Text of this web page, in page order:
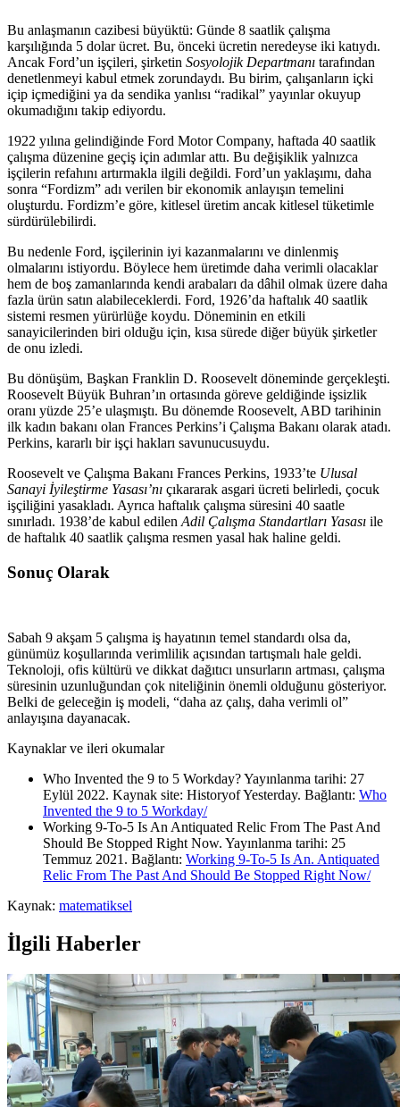
Bu anlaşmanın cazibesi büyüktü: Günde 8 saatlik çalışma
karşılığında 5 dolar ücret. Bu, önceki ücretin neredeyse iki katıydı.
Ancak Ford’un işçileri, şirketin Sosyolojik Departmanı tarafından
denetlenmeyi kabul etmek zorundaydı. Bu birim, çalışanların içki
içip içmediğini ya da sendika yanlısı “radikal” yayınlar okuyup
okumadığını takip ediyordu.
1922 yılına gelindiğinde Ford Motor Company, haftada 40 saatlik
çalışma düzenine geçiş için adımlar attı. Bu değişiklik yalnızca
işçilerin refahını artırmakla ilgili değildi. Ford’un yaklaşımı, daha
sonra “Fordizm” adı verilen bir ekonomik anlayışın temelini
oluşturdu. Fordizm’e göre, kitlesel üretim ancak kitlesel tüketimle
sürdürülebilirdi.
Bu nedenle Ford, işçilerinin iyi kazanmalarını ve dinlenmiş
olmalarını istiyordu. Böylece hem üretimde daha verimli olacaklar
hem de boş zamanlarında kendi arabaları da dâhil olmak üzere daha
fazla ürün satın alabileceklerdi. Ford, 1926’da haftalık 40 saatlik
sistemi resmen yürürlüğe koydu. Döneminin en etkili
sanayicilerinden biri olduğu için, kısa sürede diğer büyük şirketler
de onu izledi.
Bu dönüşüm, Başkan Franklin D. Roosevelt döneminde gerçekleşti.
Roosevelt Büyük Buhran’ın ortasında göreve geldiğinde işsizlik
oranı yüzde 25’e ulaşmıştı. Bu dönemde Roosevelt, ABD tarihinin
ilk kadın bakanı olan Frances Perkins’i Çalışma Bakanı olarak atadı.
Perkins, kararlı bir işçi hakları savunucusuydu.
Roosevelt ve Çalışma Bakanı Frances Perkins, 1933’te Ulusal
Sanayi İyileştirme Yasası’nı çıkararak asgari ücreti belirledi, çocuk
işçiliğini yasakladı. Ayrıca haftalık çalışma süresini 40 saatle
sınırladı. 1938’de kabul edilen Adil Çalışma Standartları Yasası ile
de haftalık 40 saatlik çalışma resmen yasal hak haline geldi.
Sonuç Olarak
Sabah 9 akşam 5 çalışma iş hayatının temel standardı olsa da,
günümüz koşullarında verimlilik açısından tartışmalı hale geldi.
Teknoloji, ofis kültürü ve dikkat dağıtıcı unsurların artması, çalışma
süresinin uzunluğundan çok niteliğinin önemli olduğunu gösteriyor.
Belki de geleceğin iş modeli, “daha az çalış, daha verimli ol”
anlayışına dayanacak.
Kaynaklar ve ileri okumalar
Who Invented the 9 to 5 Workday? Yayınlanma tarihi: 27
Eylül 2022. Kaynak site: Historyof Yesterday. Bağlantı: Who
Invented the 9 to 5 Workday/
Working 9-To-5 Is An Antiquated Relic From The Past And
Should Be Stopped Right Now. Yayınlanma tarihi: 25
Temmuz 2021. Bağlantı: Working 9-To-5 Is An. Antiquated
Relic From The Past And Should Be Stopped Right Now/
Kaynak: matematiksel
İlgili Haberler